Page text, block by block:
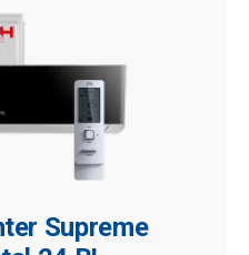
Supreme